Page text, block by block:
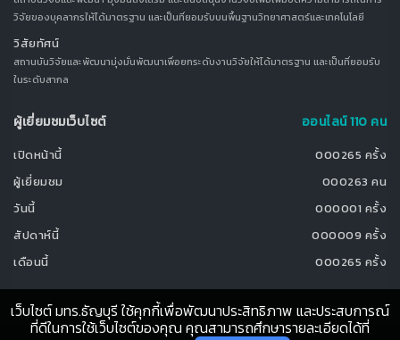
วิจัยของบุคลากรให้ได้มาตรฐาน และเป็นที่ยอมรับบนพื้นฐานวิทยาศาสตร์และเทคโนโลยี
วิสัยทัศน์
สถานบันวิจัยและพัฒนามุ่งมั่นพัฒนาเพื่อยกระดับงานวิจัยให้ได้มาตรฐาน และเป็นที่ยอมรับ
ในระดับสากล
ผู้เยี่ยมชมเว็บไซต์ ออนไลน์ 110 คน
เปิดหน้านี้
000265 ครั้ง
ผู้เยี่ยมชม
000263 คน
วันนี้
000001 ครั้ง
สัปดาห์นี้
000009 ครั้ง
เดือนนี้
000265 ครั้ง
เว็บไซต์ มทร.ธัญบุรี ใช้คุกกี้เพื่อพัฒนาประสิทธิภาพ และประสบการณ์
ที่ดีในการใช้เว็บไซต์ของคุณ คุณสามารถศึกษารายละเอียดได้ที่